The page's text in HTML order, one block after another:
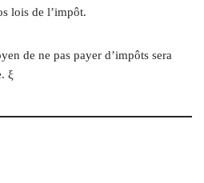
lois de l’impôt.
de ne pas payer d’impôts sera
ξ